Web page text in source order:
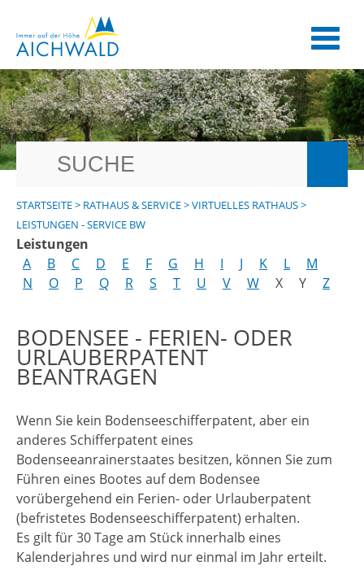
STARTSEITE> RATHAUS & SERVICE>VIRTUELLES RATHAUS>
LEISTUNGEN - SERVICE BW
Leistungen
A
B C D E F G H I J K L
M
N
O P Q R S T U V W X Y Z
BODENSEE - FERIEN- ODER
URLAUBERPATENT
BEANTRAGEN
Wenn Sie kein Bodenseeschifferpatent, aber ein
anderes Schifferpatent eines
Bodenseeanrainerstaates besitzen, können Sie zum
Führen eines Bootes auf dem Bodensee
vorübergehend ein Ferien- oder Urlauberpatent
(befristetes Bodenseeschifferpatent) erhalten.
Es gilt für 30 Tage am Stück innerhalb eines
Kalenderjahres und wird nur einmal im Jahr erteilt.